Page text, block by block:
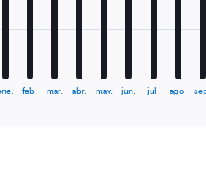
feb. mar. abr. may. jun. jul. ago.